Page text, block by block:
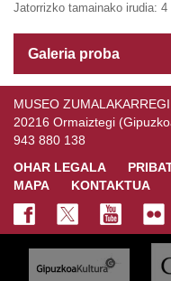
Jatorrizko tamainako irudia: 4
Galeria proba
MUSEO
20216 Ormaiztegi
943 880 138
OHAR LEGALA
MAPA
KONTAKTUA